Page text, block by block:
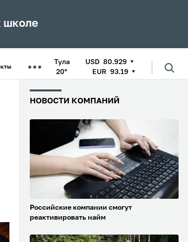
школе
Тула
20°
USD 80.929
EUR 93.19
НОВОСТИ КОМПАНИЙ
Российские компании смогут
реактивировать найм